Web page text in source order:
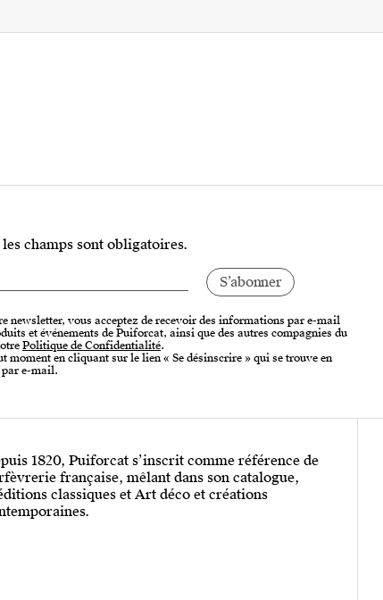
champs sont obligatoires.
newsletter, vous acceptez de recevoir des informations par e-mail
et événements de Puiforcat, ainsi que des autres compagnies du
Politique de Confidentialité.
moment en cliquant sur le lien « Se désinscrire » qui se trouve en
par e-mail.
1820, Puiforcat s’inscrit comme référence de
française, mêlant dans son catalogue,
classiques et Art déco et créations